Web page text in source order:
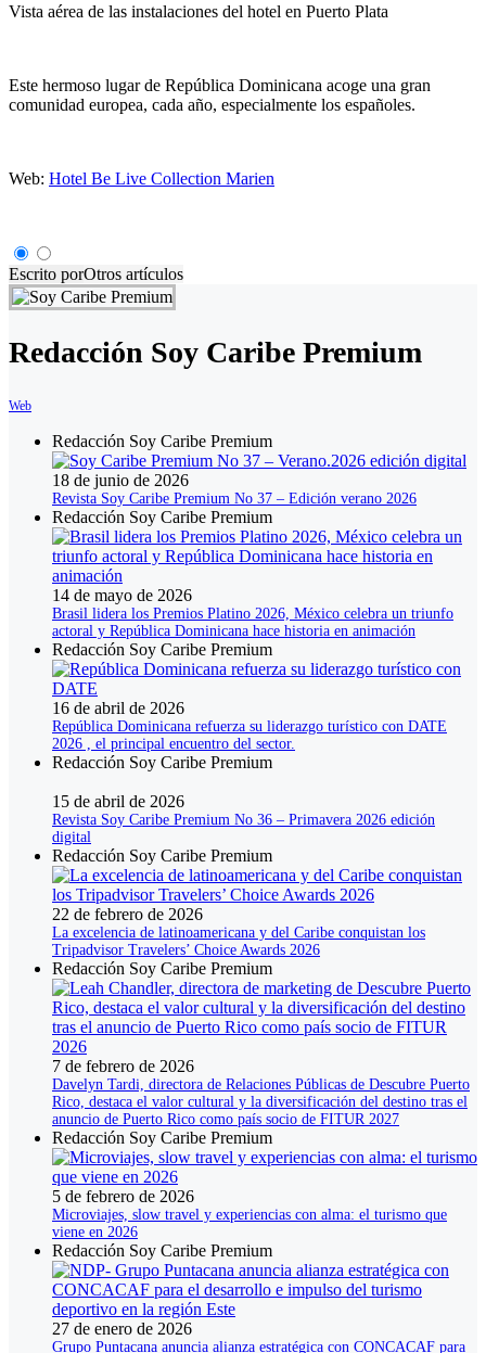
Vista aérea de las instalaciones del hotel en Puerto Plata
Este hermoso lugar de República Dominicana acoge una gran
comunidad europea, cada año, especialmente los españoles.
Web: Hotel Be Live Collection Marien
Escrito porOtros artículos
Redacción Soy Caribe Premium
Web
Redacción Soy Caribe Premium
18 de junio de 2026
Revista Soy Caribe Premium No 37 – Edición verano 2026
Redacción Soy Caribe Premium
14 de mayo de 2026
Brasil lidera los Premios Platino 2026, México celebra un triunfo
actoral y República Dominicana hace historia en animación
Redacción Soy Caribe Premium
16 de abril de 2026
República Dominicana refuerza su liderazgo turístico con DATE
2026 , el principal encuentro del sector.
Redacción Soy Caribe Premium
15 de abril de 2026
Revista Soy Caribe Premium No 36 – Primavera 2026 edición
digital
Redacción Soy Caribe Premium
22 de febrero de 2026
La excelencia de latinoamericana y del Caribe conquistan los
Tripadvisor Travelers’ Choice Awards 2026
Redacción Soy Caribe Premium
7 de febrero de 2026
Davelyn Tardi, directora de Relaciones Públicas de Descubre Puerto
Rico, destaca el valor cultural y la diversificación del destino tras el
anuncio de Puerto Rico como país socio de FITUR 2027
Redacción Soy Caribe Premium
5 de febrero de 2026
Microviajes, slow travel y experiencias con alma: el turismo que
viene en 2026
Redacción Soy Caribe Premium
27 de enero de 2026
Grupo Puntacana anuncia alianza estratégica con CONCACAF para